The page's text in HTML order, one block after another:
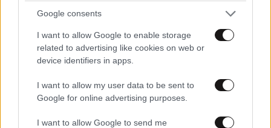
Google consents
I want to allow Google to enable storage
related to advertising like cookies on web or
device identifiers in apps.
I want to allow my user data to be sent to
Google for online advertising purposes.
I want to allow Google to send me